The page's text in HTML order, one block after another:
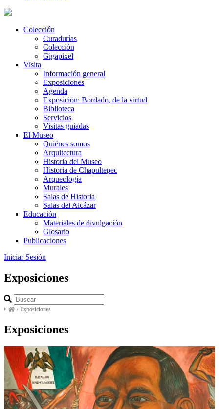
Colección
Curadurías
Colección
Gigapixel
Visita
Información general
Exposiciones
Agenda
Exposición: Bordado, de la virtud
Biblioteca
Servicios
Visitas guiadas
El Museo
Quiénes somos
Arquitectura
Historia del Museo
Historia de Chapultepec
Arqueología
Murales
Salas de Historia
Salas del Alcázar
Educación
Materiales de divulgación
Glosario
Publicaciones
Iniciar Sesión
Exposiciones
/ Exposiciones
Exposiciones